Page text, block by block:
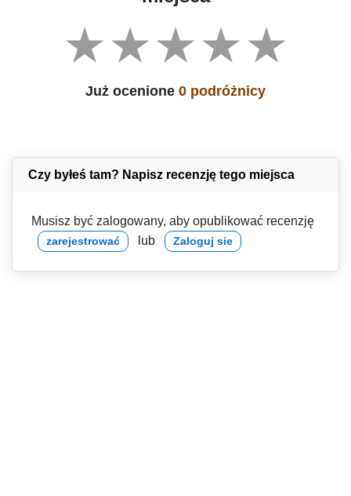
Już ocenione 0 podróżnicy
Czy byłeś tam? Napisz recenzję tego miejsca
Musisz być zalogowany, aby opublikować recenzję
zarejestrować lub Zaloguj sie